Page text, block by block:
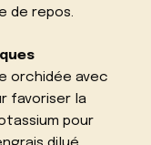
de repos.
orchidée avec
favoriser la
pour